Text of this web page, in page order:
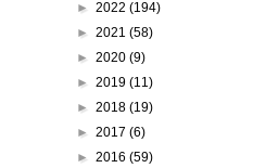
► 2022 (194)
► 2021 (58)
► 2020 (9)
► 2019 (11)
► 2018 (19)
► 2017 (6)
► 2016 (59)